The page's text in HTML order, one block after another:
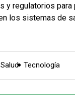
y regulatorios para
los sistemas de
Tecnología